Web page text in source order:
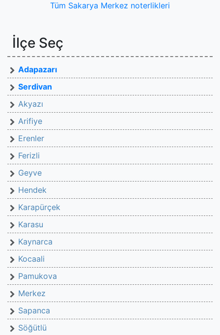
Tüm Sakarya Merkez noterlikleri
İlçe Seç
Adapazarı
Serdivan
Akyazı
Arifiye
Erenler
Ferizli
Geyve
Hendek
Karapürçek
Karasu
Kaynarca
Kocaali
Pamukova
Merkez
Sapanca
Söğütlü